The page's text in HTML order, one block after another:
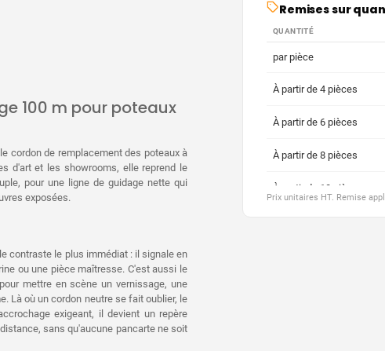
100 m pour poteaux
cordon de remplacement des poteaux à
d'art et les showrooms, elle reprend le
pour une ligne de guidage nette qui
exposées.
contraste le plus immédiat : il signale en
ou une pièce maîtresse. C'est aussi le
mettre en scène un vernissage, une
Là où un cordon neutre se fait oublier, le
exigeant, il devient un repère
sans qu'aucune pancarte ne soit
Remises sur
QUANTITÉ
par pièce
À partir de 4 pièces
À partir de 6 pièces
À partir de 8 pièces
À partir de 10 pièces
Prix unitaires HT. Remise